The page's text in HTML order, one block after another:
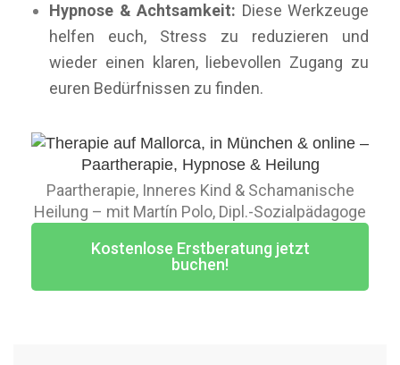
Hypnose & Achtsamkeit: Diese Werkzeuge
helfen euch, Stress zu reduzieren und
wieder einen klaren, liebevollen Zugang zu
euren Bedürfnissen zu finden.
Paartherapie, Inneres Kind & Schamanische
Heilung – mit Martín Polo, Dipl.-Sozialpädagoge
Kostenlose Erstberatung jetzt
buchen!